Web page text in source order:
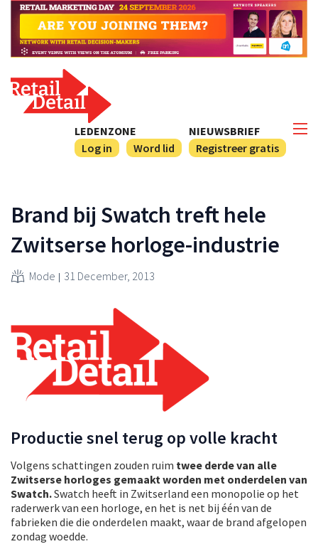
NIEUWSBRIEF
Registreer gratis
LEDENZONE
Log in
Word lid
Brand bij Swatch treft hele
Zwitserse horloge-industrie
Mode 31 December, 2013
Productie snel terug op volle kracht
Volgens schattingen zouden ruim twee derde van alle
Zwitserse horloges gemaakt worden met onderdelen van
Swatch.Swatch heeft in Zwitserland een monopolie op het
raderwerk van een horloge, en het is net bij één van de
fabrieken die die onderdelen maakt, waar de brand afgelopen
zondag woedde.